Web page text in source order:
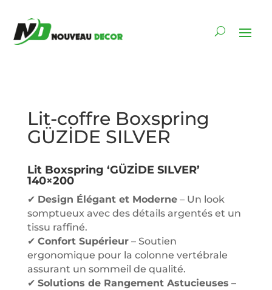
Lit-coffre Boxspring
GÜZİDE SILVER
Lit Boxspring ‘GÜZİDE SILVER’
140×200
✔ Design Élégant et Moderne– Un look
somptueux avec des détails argentés et un
tissu raffiné.
✔ Confort Supérieur– Soutien
ergonomique pour la colonne vertébrale
assurant un sommeil de qualité.
✔ Solutions de Rangement Astucieuses –